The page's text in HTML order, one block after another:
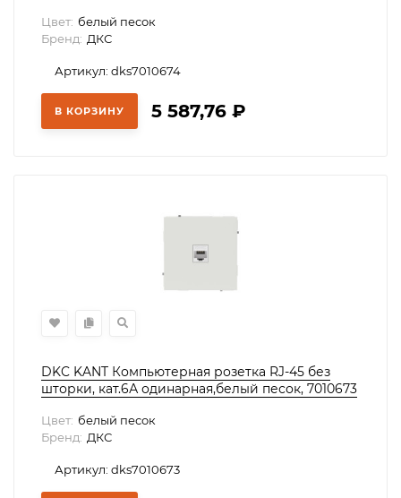
Цвет: белый песок
Бренд: ДКС
Артикул: dks7010674
В КОРЗИНУ 5 587,76 ₽
DKC KANT Компьютерная розетка RJ-45 без
шторки, кат.6А одинарная,белый песок, 7010673
Цвет: белый песок
Бренд: ДКС
Артикул: dks7010673